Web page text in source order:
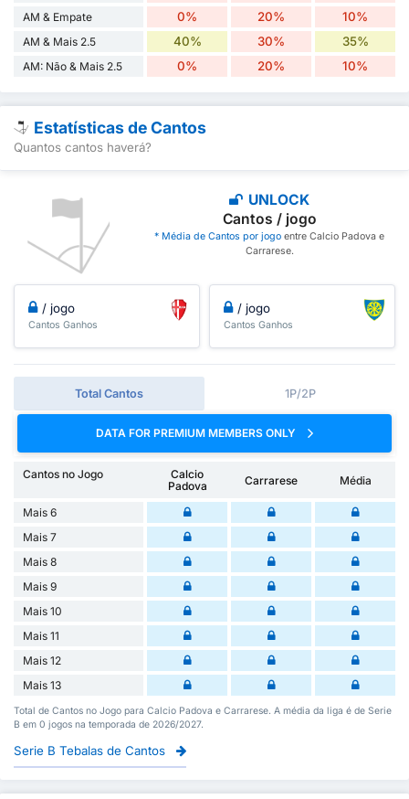
AM & Empate 0% 20% 10%
AM & Mais 2.5 40% 30% 35%
AM: Não & Mais 2.5 0% 20% 10%
Estatísticas de Cantos
Quantos cantos haverá?
UNLOCK
Cantos / jogo
* Média de Cantos por jogo entre Calcio Padova e
Carrarese.
/ jogo
Cantos Ganhos
/ jogo
Cantos Ganhos
Total Cantos 1P/2P
DATA FOR PREMIUM MEMBERS ONLY
Cantos no Jogo
Calcio
Padova
Carrarese Média
Mais 6
Mais 7
Mais 8
Mais 9
Mais 10
Mais 11
Mais 12
Mais 13
Total de Cantos no Jogo para Calcio Padova e Carrarese. A média da liga é de Serie
B em 0 jogos na temporada de 2026/2027.
Serie B Tebalas de Cantos